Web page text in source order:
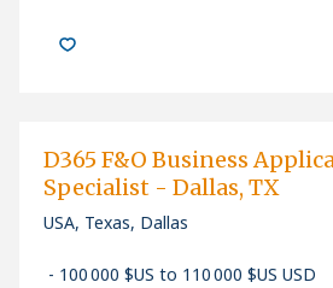
D365 F&O Business
Specialist - Dallas, TX
USA, Texas, Dallas
100 000 $US to 110 000 $US USD